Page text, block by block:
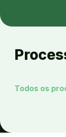
Todos os